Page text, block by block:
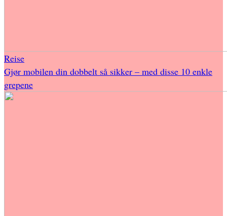
Reise
Gjør mobilen din dobbelt så sikker – med disse 10 enkle
grepene